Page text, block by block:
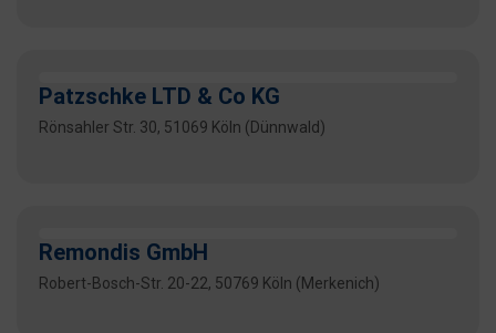
Patzschke LTD & Co KG
Rönsahler Str. 30, 51069 Köln (Dünnwald)
Remondis GmbH
Robert-Bosch-Str. 20-22, 50769 Köln (Merkenich)